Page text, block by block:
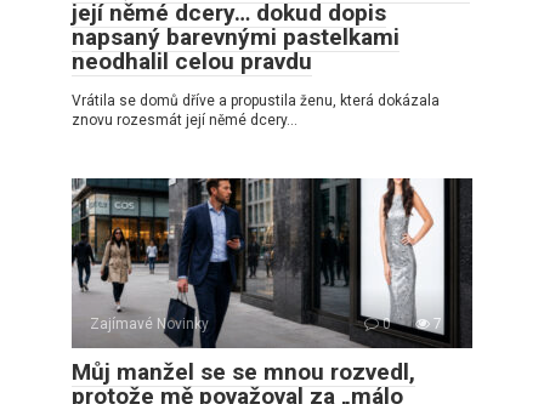
její němé dcery… dokud dopis
napsaný barevnými pastelkami
neodhalil celou pravdu
Vrátila se domů dříve a propustila ženu, která dokázala
znovu rozesmát její němé dcery…
Zajímavé Novinky 0 7
Můj manžel se se mnou rozvedl,
protože mě považoval za „málo